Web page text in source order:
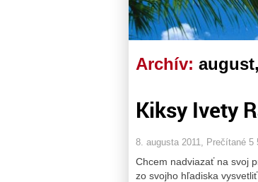
Archív:
Kiksy Ivety
8. augusta 2011, Prečítané 5
Chcem nadviazať na svoj
zo svojho hľadiska